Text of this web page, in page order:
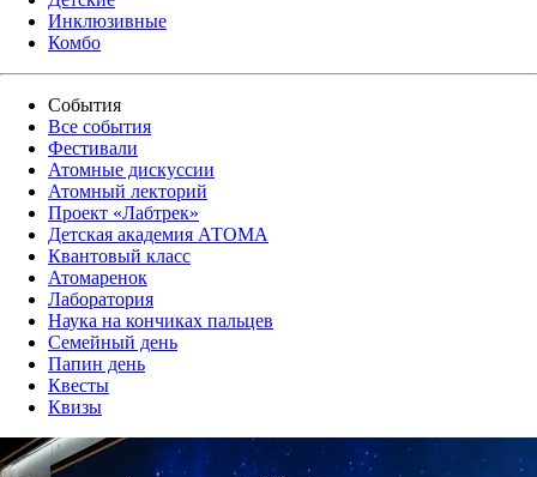
Инклюзивные
Комбо
События
Все события
Фестивали
Атомные дискуссии
Атомный лекторий
Проект «Лабтрек»
Детская академия АТОМА
Квантовый класс
Атомаренок
Лаборатория
Наука на кончиках пальцев
Семейный день
Папин день
Квесты
Квизы